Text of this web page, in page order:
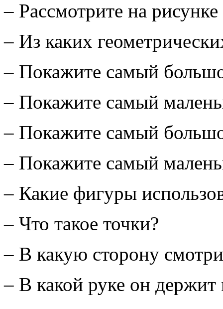
– Рассмотрите на рисунке
– Из каких
– Покажите самый
– Покажите самый
– Покажите самый
– Покажите самый
– Какие фигуры
– Что такое точки?
– В какую сторону
– В какой руке он держит